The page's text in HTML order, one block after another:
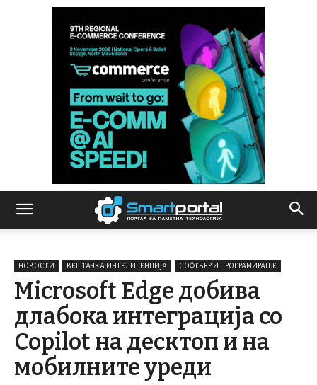
НОВОСТИ ВЕШТАЧКА ИНТЕЛИГЕНЦИЈА СОФТВЕР И ПРОГРАМИРАЊЕ
Microsoft Edge добива
длабока интеграција со
Copilot на десктоп и на
мобилните уреди